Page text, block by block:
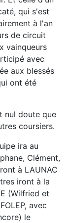
qui s'est
à l'an
de circuit
vainqueurs
avec
aux blessés
ont été
nul doute que
coursiers.
ira au
Clément,
à LAUNAC
iront à la
(Wilfried et
avec
le